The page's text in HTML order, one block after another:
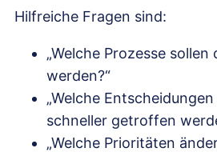
Hilfreiche Fragen sind:
„Welche Prozesse
werden?“
„Welche
schneller getroffen
„Welche Prioritäten